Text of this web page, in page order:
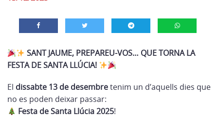
SANT JAUME, PREPAREU-VOS… QUE TORNA LA
FESTA DE SANTA LLÚCIA!
El dissabte 13 de desembretenim un d’aquells dies que
no es poden deixar passar:
Festa de Santa Llúcia 2025!